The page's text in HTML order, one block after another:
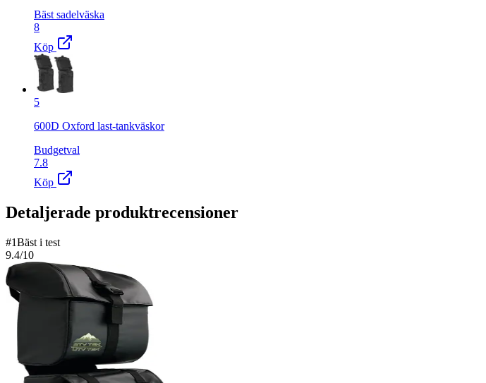
Bäst sadelväska
8
Köp
5
600D Oxford last-tankväskor
Budgetval
7.8
Köp
Detaljerade produktrecensioner
#1Bäst i test
9.4/10